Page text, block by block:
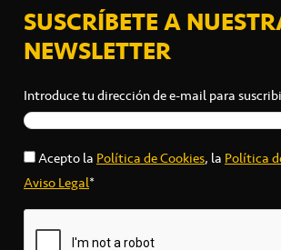
SUSCRÍBETE A
NEWSLETTER
Introduce tu dirección de e-mail para
Acepto laPolítica de Cookies, laPolítica
Aviso Legal*